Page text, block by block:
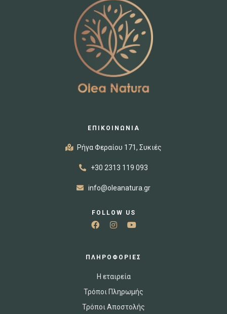
ΕΠΙΚΟΙΝΩΝΙΑ
Ρήγα Φεραίου 171, Συκιές
+30 2313 119 093
info@oleanatura.gr
FOLLOW US
ΠΛΗΡΟΦΟΡΙΕΣ
Η εταιρεία
Τρόποι Πληρωμής
Τρόποι Αποστολής